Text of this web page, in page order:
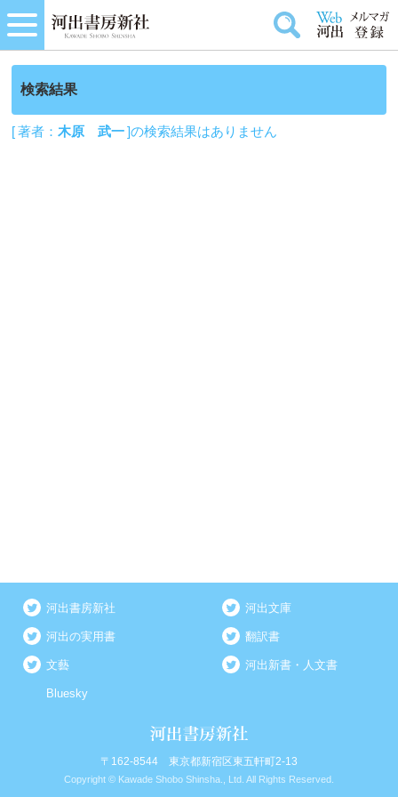
検索結果
[ 著者：木原 武一]の検索結果はありません
河出書房新社 河出文庫
河出の実用書 翻訳書
文藝 河出新書・人文書
Bluesky
〒162-8544 東京都新宿区東五軒町2-13
Copyright © Kawade Shobo Shinsha., Ltd. All Rights Reserved.